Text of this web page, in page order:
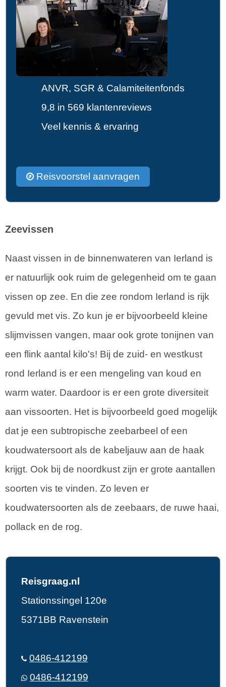
ANVR, SGR & Calamiteitenfonds
9,8 in 569 klantenreviews
Veel kennis & ervaring
Reisvoorstel aanvragen
Zeevissen
Naast vissen in de binnenwateren van Ierland is
er natuurlijk ook ruim de gelegenheid om te gaan
vissen op zee. En die zee rondom Ierland is rijk
gevuld met vis. Zo kun je er bijvoorbeeld kleine
slijmvissen vangen, maar ook grote tonijnen van
een flink aantal kilo's! Bij de zuid- en westkust
rond Ierland is er een mengeling van koud en
warm water. Daardoor is er een grote diversiteit
aan vissoorten. Het is bijvoorbeeld goed mogelijk
dat je een subtropische zeebarbeel of een
koudwatersoort als de kabeljauw aan de haak
krijgt. Ook bij de noordkust zijn er grote aantallen
soorten vis te vinden. Zo leven er
koudwatersoorten als de zeebaars, de ruwe haai,
pollack en de rog.
Reisgraag.nl
Stationssingel 120e
5371BB Ravenstein
0486-412199
0486-412199